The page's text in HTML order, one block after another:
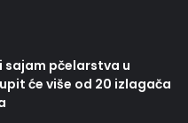
sajam pčelarstva u
će više od 20 izlagača